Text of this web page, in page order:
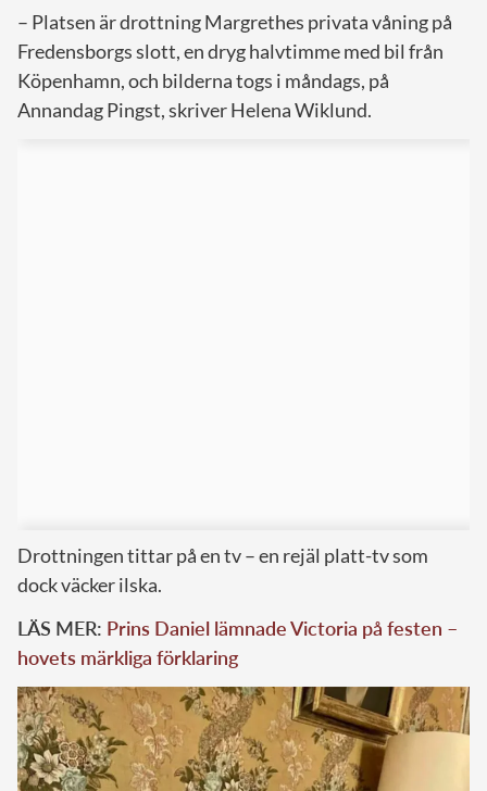
– Platsen är drottning Margrethes privata våning på
Fredensborgs slott, en dryg halvtimme med bil från
Köpenhamn, och bilderna togs i måndags, på
Annandag Pingst, skriver Helena Wiklund.
Drottningen tittar på en tv – en rejäl platt-tv som
dock väcker ilska.
LÄS MER: Prins Daniel lämnade Victoria på festen –
hovets märkliga förklaring